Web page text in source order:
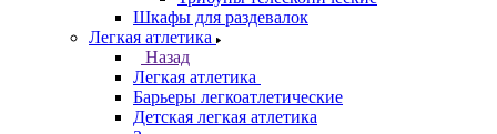
Шкафы для раздевалок
Легкая атлетика
Назад
Легкая атлетика
Барьеры легкоатлетические
Детская легкая атлетика